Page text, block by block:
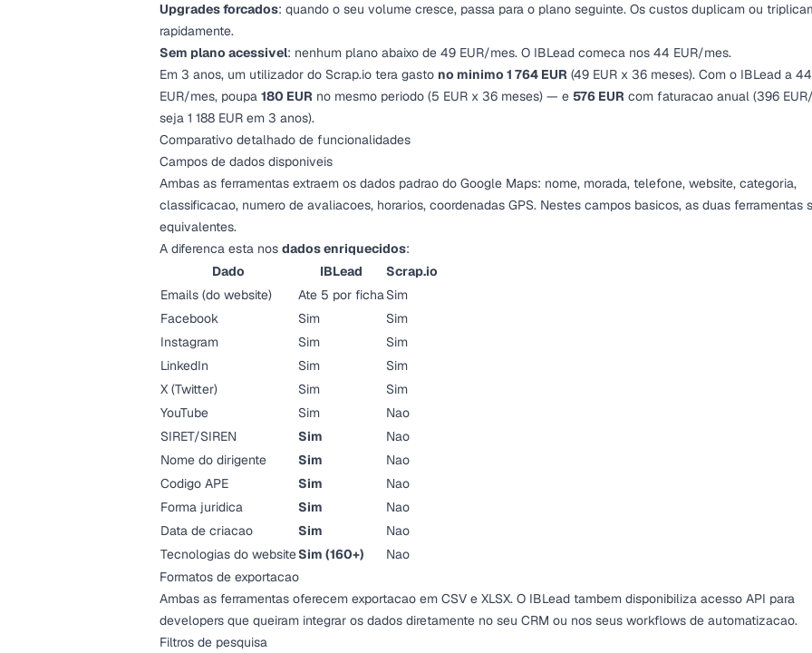
Upgrades forcados: quando o seu volume cresce, passa para o plano seguinte. Os custos duplicam ou
rapidamente.
Sem plano acessivel: nenhum plano abaixo de 49 EUR/mes. O IBLead comeca nos 44 EUR/mes.
Em 3 anos, um utilizador do Scrap.io tera gasto no minimo 1 764 EUR (49 EUR x 36 meses). Com o IBLead a 44
EUR/mes, poupa 180 EUR no mesmo periodo (5 EUR x 36 meses) — e 576 EUR com faturacao anual (396
seja 1 188 EUR em 3 anos).
Comparativo detalhado de funcionalidades
Campos de dados disponiveis
Ambas as ferramentas extraem os dados padrao do Google Maps: nome, morada, telefone, website, categoria,
classificacao, numero de avaliacoes, horarios, coordenadas GPS. Nestes campos basicos, as duas ferramentas
equivalentes.
A diferenca esta nos dados enriquecidos:
Dado
IBLead
Scrap.io
Emails (do website)
Ate 5 por fichaSim
Facebook
Sim
Sim
Instagram
Sim
Sim
LinkedIn
Sim
Sim
X (Twitter)
Sim
Sim
YouTube
Sim
Nao
SIRET/SIREN
Sim
Nao
Nome do dirigente
Sim
Nao
Codigo APE
Sim
Nao
Forma juridica
Sim
Nao
Data de criacao
Sim
Nao
Tecnologias do websiteSim (160+)
Nao
Formatos de exportacao
Ambas as ferramentas oferecem exportacao em CSV e XLSX. O IBLead tambem disponibiliza acesso API para
developers que queiram integrar os dados diretamente no seu CRM ou nos seus workflows de automatizacao.
Filtros de pesquisa